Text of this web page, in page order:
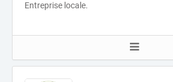
Entreprise locale.